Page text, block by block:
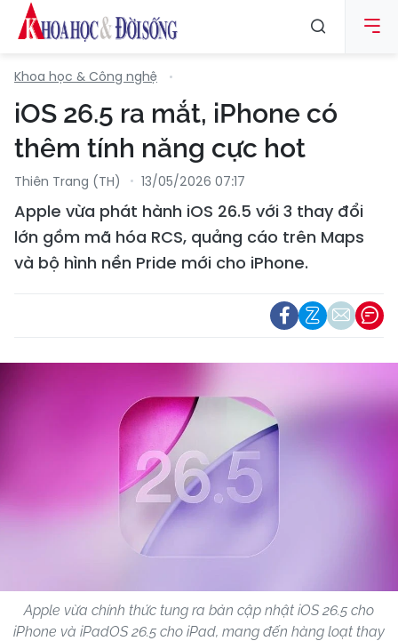
Khoa học & Công nghệ
iOS 26.5 ra mắt, iPhone có
thêm tính năng cực hot
Thiên Trang (TH) 13/05/2026 07:17
Apple vừa phát hành iOS 26.5 với 3 thay đổi
lớn gồm mã hóa RCS, quảng cáo trên Maps
và bộ hình nền Pride mới cho iPhone.
Apple vừa chính thức tung ra bản cập nhật iOS 26.5 cho
iPhone và iPadOS 26.5 cho iPad, mang đến hàng loạt thay